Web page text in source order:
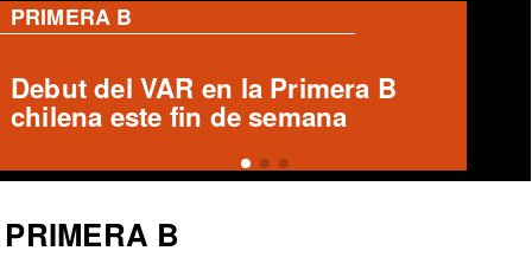
PRIMERA B
Ronald Fuentes habla sobre caso
Enzo Riquelme y Ángelo Araos
PRIMERA B